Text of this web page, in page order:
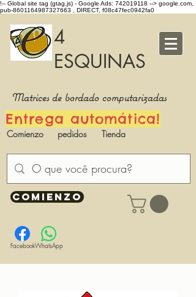
!-- Global site tag (gtag.js) - Google Ads: 742019118 --> google.com,
pub-8601164987327663 , DIRECT, f08c47fec0942fa0
4
ESQUINAS
Matrices de bordado computarizadas
Entrega automática!
Comienzo pedidos Tienda
COMIENZO
FacebookWhatsApp